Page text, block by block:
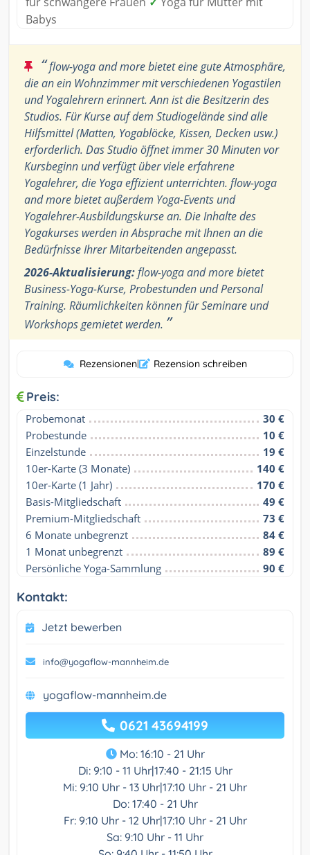
Babys
“flow-yoga and more bietet eine gute Atmosphäre,
die an ein Wohnzimmer mit verschiedenen Yogastilen
und Yogalehrern erinnert. Ann ist die Besitzerin des
Studios. Für Kurse auf dem Studiogelände sind alle
Hilfsmittel (Matten, Yogablöcke, Kissen, Decken usw.)
erforderlich. Das Studio öffnet immer 30 Minuten vor
Kursbeginn und verfügt über viele erfahrene
Yogalehrer, die Yoga effizient unterrichten. flow-yoga
and more bietet außerdem Yoga-Events und
Yogalehrer-Ausbildungskurse an. Die Inhalte des
Yogakurses werden in Absprache mit Ihnen an die
Bedürfnisse Ihrer Mitarbeitenden angepasst.
2026-Aktualisierung:flow-yoga and more bietet
Business-Yoga-Kurse, Probestunden und Personal
Training. Räumlichkeiten können für Seminare und
Workshops gemietet werden. ”
Rezensionen| Rezension schreiben
Preis:
Probemonat
30 €
Probestunde
10 €
Einzelstunde
19 €
10er-Karte (3 Monate)
140 €
10er-Karte (1 Jahr)
170 €
Basis-Mitgliedschaft
49 €
Premium-Mitgliedschaft
73 €
6 Monate unbegrenzt
84 €
1 Monat unbegrenzt
89 €
Persönliche Yoga-Sammlung
90 €
Kontakt:
Jetzt bewerben
info@yogaflow-mannheim.de
yogaflow-mannheim.de
0621 43694199
Mo: 16:10 - 21 Uhr
Di: 9:10 - 11 Uhr|17:40 - 21:15 Uhr
Mi: 9:10 Uhr - 13 Uhr|17:10 Uhr - 21 Uhr
Do: 17:40 - 21 Uhr
Fr: 9:10 Uhr - 12 Uhr|17:10 Uhr - 21 Uhr
Sa: 9:10 Uhr - 11 Uhr